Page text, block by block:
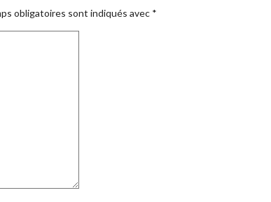
obligatoires sont indiqués avec *